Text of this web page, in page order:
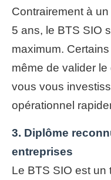
Contrairement à
5 ans, le BTS SIO
maximum.
même de valider
vous vous
opérationnel
3. Diplôme
entreprises
Le BTS SIO est un